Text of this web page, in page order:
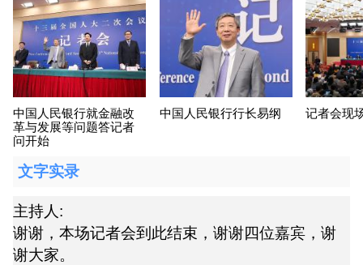
中国人民银行就金融改
革与发展等问题答记者
问开始
中国人民银行行长易纲 记者会现
文字实录
主持人:
谢谢，本场记者会到此结束，谢谢四位嘉宾，谢
谢大家。